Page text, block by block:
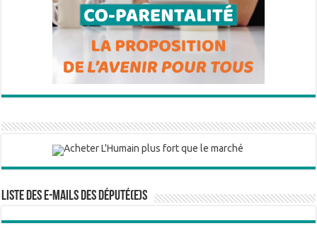
Liste des e-mails des député(e)s